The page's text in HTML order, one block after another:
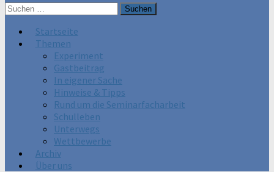
Suchen
nach:
Startseite
Themen
Experiment
Gastbeitrag
In eigener Sache
Hinweise & Tipps
Rund um die Seminarfacharbeit
Schulleben
Unterwegs
Wettbewerbe
Archiv
Über uns